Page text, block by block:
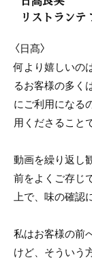
リストランテ
〈日髙〉
何より嬉しいの
るお客様の多く
にご利用になる
用くださること
動画を繰り返し
前をよくご存じ
上で、味の確認
私はお客様の前
けど、そういう